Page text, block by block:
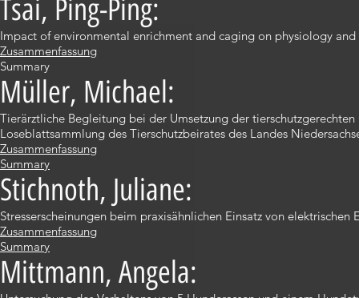
Tsai, Ping-Ping:
Impact of environmental enrichment and caging on physiology
Zusammenfassung
Summary
Müller, Michael:
Tierärztliche Begleitung bei der Umsetzung der
Loseblattsammlung des Tierschutzbeirates des Landes
Zusammenfassung
Summary
Stichnoth, Juliane:
Stresserscheinungen beim praxisähnlichen Einsatz von
Zusammenfassung
Summary
Mittmann, Angela: